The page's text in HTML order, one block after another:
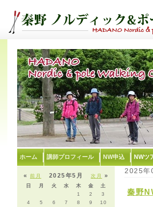
ホーム 講師プロフィール NW申込 NWツ
«前月 次月 »
2025年5月
日 月 火 水 木 金
土
1
2
3
4
5 6 7 8 9
10
2025年
秦野